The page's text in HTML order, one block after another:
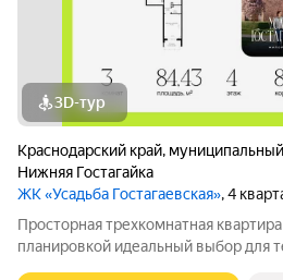
3D-тур
Краснодарский край,
Нижняя Гостагайка
ЖК «Усадьба Гостагаевская», 4
Просторная трехкомнатная
планировкой идеальный выбор для тех, кто ценит порядок, уют